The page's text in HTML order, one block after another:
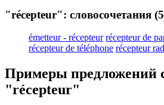
"récepteur": словосочетания
émetteur - récepteur récepteur de
récepteur de téléphone récepteur
Примеры предложений
"récepteur"